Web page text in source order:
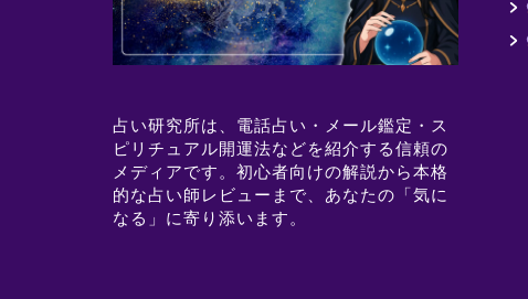
占い研究所は、電話占い・メール鑑定・ス
ピリチュアル開運法などを紹介する信頼の
メディアです。初心者向けの解説から本格
的な占い師レビューまで、あなたの「気に
なる」に寄り添います。